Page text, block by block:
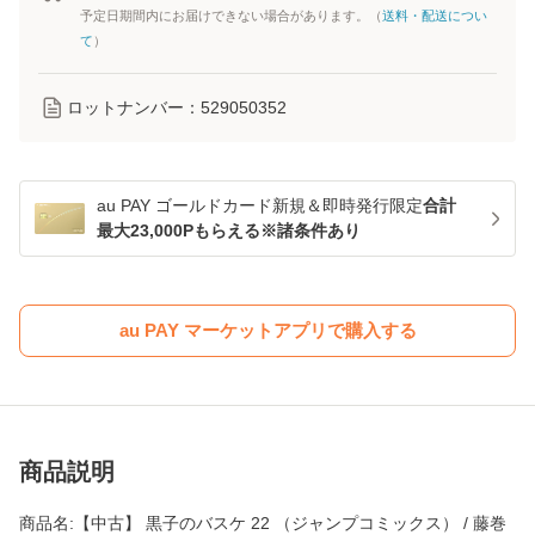
予定日期間内にお届けできない場合があります。（送料・配送につい
て ）
ロットナンバー： 529050352
au PAY ゴールドカード新規＆即時発行限定合計
最大23,000Pもらえる※諸条件あり
au PAY マーケットアプリで購入する
商品説明
商品名:【中古】 黒子のバスケ 22 （ジャンプコミックス） / 藤巻